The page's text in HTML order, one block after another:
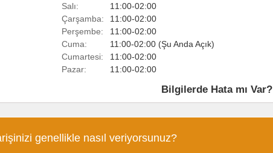
Salı:
11:00-02:00
Çarşamba:
11:00-02:00
Perşembe:
11:00-02:00
Cuma:
11:00-02:00 (Şu Anda Açık)
Cumartesi:
11:00-02:00
Pazar:
11:00-02:00
Bilgilerde Hata mı Var?
genellikle nasıl veriyorsunuz?